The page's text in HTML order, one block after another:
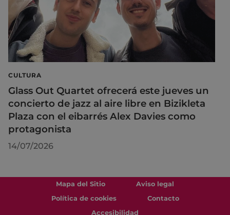
CULTURA
Glass Out Quartet ofrecerá este jueves un
concierto de jazz al aire libre en Bizikleta
Plaza con el eibarrés Alex Davies como
protagonista
14/07/2026
Mapa del Sitio
Aviso legal
Política de cookies
Contacto
Accesibilidad